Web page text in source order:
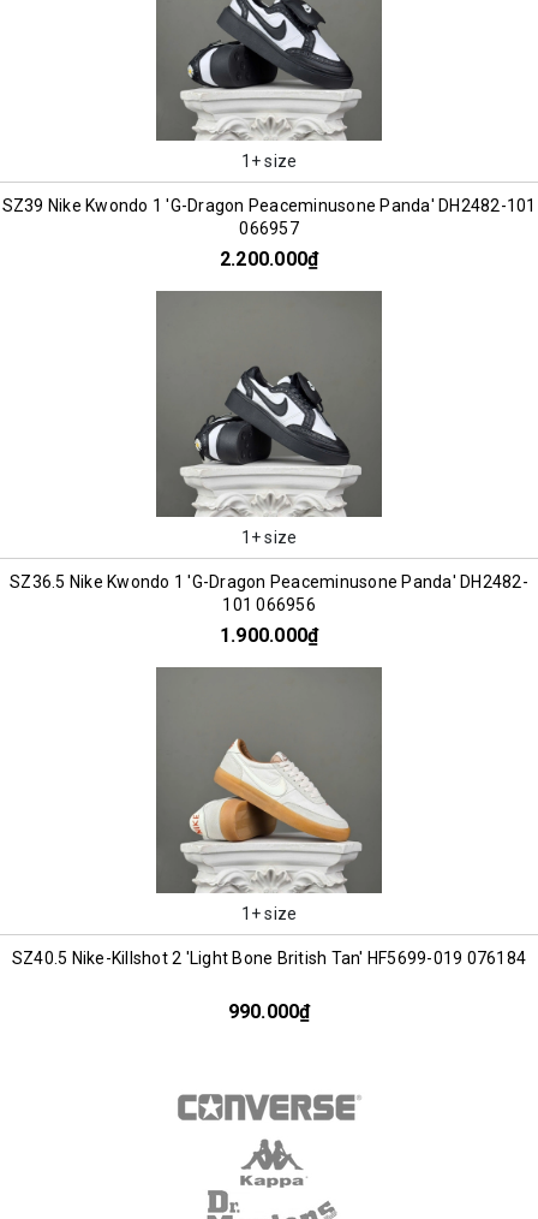
1+ size
SZ39 Nike Kwondo 1 'G-Dragon Peaceminusone Panda' DH2482-101
066957
2.200.000₫
1+ size
SZ36.5 Nike Kwondo 1 'G-Dragon Peaceminusone Panda' DH2482-
101 066956
1.900.000₫
1+ size
SZ40.5 Nike-Killshot 2 'Light Bone British Tan' HF5699-019 076184
990.000₫